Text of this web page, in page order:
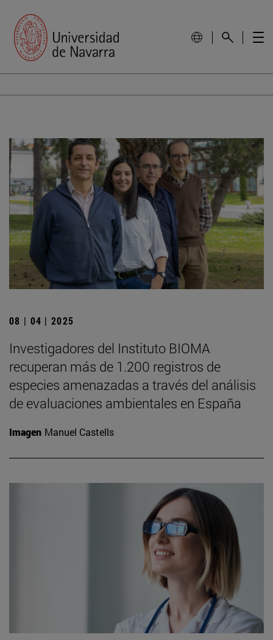
08 | 04 | 2025
Investigadores del Instituto BIOMA
recuperan más de 1.200 registros de
especies amenazadas a través del análisis
de evaluaciones ambientales en España
Imagen Manuel Castells